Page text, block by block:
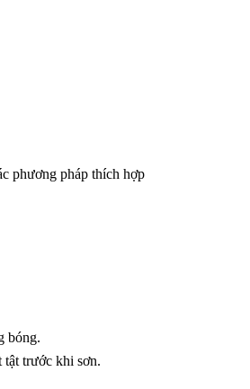
phương pháp thích hợp
bóng.
tật trước khi sơn.